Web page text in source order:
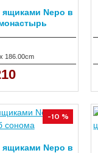
186.00cm
ящиками Nepo в
-10 %
ящиками Nepo в